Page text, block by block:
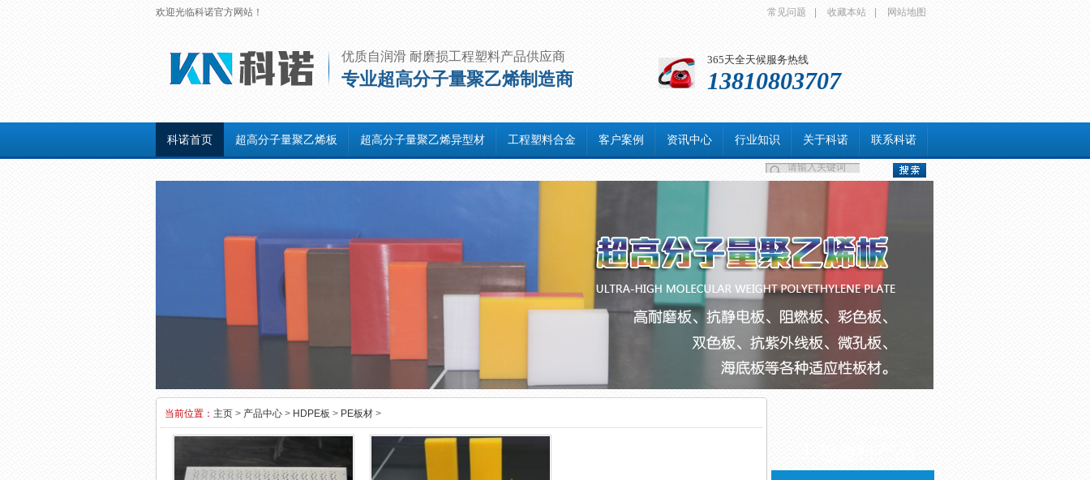
欢迎光临科诺官方网站！ 常见问题 收藏本站 网站地图
优质自润滑 耐磨损工程塑料产品供应商
专业超高分子量聚乙烯制造商
365天全天候服务热线
13810803707
科诺首页 超高分子量聚乙烯板 超高分子量聚乙烯异型材 工程塑料合金 客户案例 资讯中心 行业知识 关于科诺 联系科诺
当前位置： 主页 > 产品中心 > HDPE板 > PE板材 >